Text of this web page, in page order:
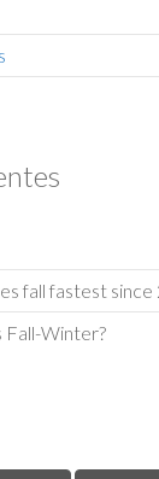
fall fastest since
Fall-Winter?